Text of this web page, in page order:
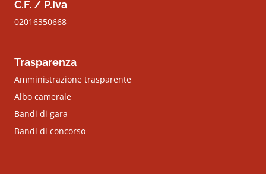
C.F. / P.Iva
02016350668
Trasparenza
Amministrazione trasparente
Albo camerale
Bandi di gara
Bandi di concorso